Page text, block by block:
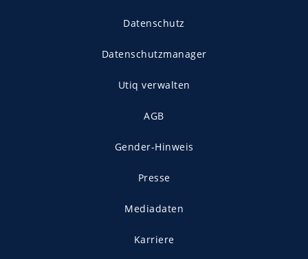
Datenschutz
Datenschutzmanager
Utiq verwalten
AGB
Gender-Hinweis
Presse
Mediadaten
Karriere